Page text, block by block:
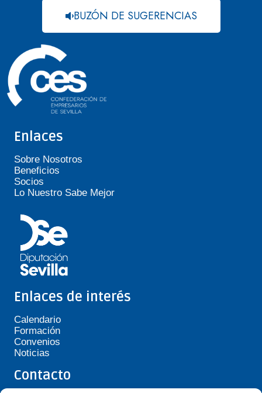
BUZÓN DE SUGERENCIAS
Enlaces
Sobre Nosotros
Beneficios
Socios
Lo Nuestro Sabe Mejor
Enlaces de interés
Calendario
Formación
Convenios
Noticias
Contacto